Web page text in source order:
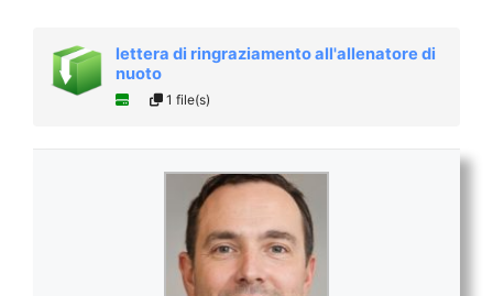
lettera di ringraziamento all'allenatore di
nuoto
1 file(s)